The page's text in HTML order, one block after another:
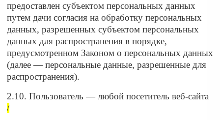
предоставлен субъектом персональных данных
путем дачи согласия на обработку персональных
данных, разрешенных субъектом персональных
данных для распространения в порядке,
предусмотренном Законом о персональных данных
(далее — персональные данные, разрешенные для
распространения).
2.10. Пользователь — любой посетитель веб-сайта
/